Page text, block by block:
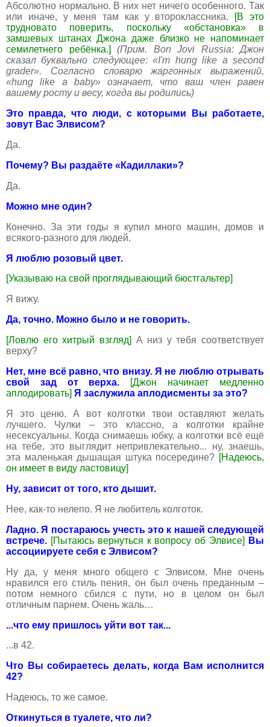
Абсолютно нормально. В них нет ничего особенного. Так
или иначе, у меня там как у второклассника.
[В это
трудновато поверить, поскольку «обстановка» в
замшевых штанах Джона даже близко не напоминает
семилетнего ребёнка.] (Прим. Bon Jovi Russia:Джон
сказал буквально следующее: «I'm hung like a second
grader». Согласно словарю жаргонных выражений,
«hung like a baby» означает, что ваш член равен
вашему росту и весу, когда вы родились)
Это правда, что люди, с которыми Вы работаете,
зовут Вас Элвисом?
Да.
Почему? Вы раздаёте «Кадиллаки»?
Да.
Можно мне один?
Конечно. За эти годы я купил много машин, домов и
всякого-разного для людей.
Я люблю розовый цвет.
[Указываю на свой проглядывающий бюстгальтер]
Я вижу.
Да, точно. Можно было и не говорить.
[Ловлю его хитрый взгляд] А низ у тебя соответствует
верху?
Нет, мне всё равно, что внизу. Я не люблю отрывать
свой зад от верха.
[Джон начинает медленно
аплодировать] Я заслужила аплодисменты за это?
Я это ценю. А вот колготки твои оставляют желать
лучшего. Чулки – это классно, а колготки крайне
несексуальны. Когда снимаешь юбку, а колготки всё ещё
на тебе, это выглядит непривлекательно... ну, знаешь,
эта маленькая дышащая штука посередине? [Надеюсь,
он имеет в виду ластовицу]
Ну, зависит от того, кто дышит.
Нее, как-то нелепо. Я не любитель колготок.
Ладно. Я постараюсь учесть это к нашей следующей
встрече. [Пытаюсь вернуться к вопросу об Элвисе]
Вы
ассоциируете себя с Элвисом?
Ну да, у меня много общего с Элвисом. Мне очень
нравился его стиль пения, он был очень преданным –
потом немного сбился с пути, но в целом он был
отличным парнем. Очень жаль…
...что ему пришлось уйти вот так...
...в 42.
Что Вы собираетесь делать, когда Вам исполнится
42?
Надеюсь, то же самое.
Откинуться в туалете, что ли?